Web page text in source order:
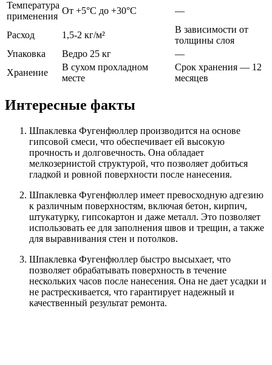
Температура
применения
От +5°C до +30°C —
Расход 1,5-2 кг/м²
В зависимости от
толщины слоя
Упаковка
Ведро 25 кг
—
Хранение
В сухом прохладном
месте
Срок хранения — 12
месяцев
Интересные факты
Шпаклевка Фугенфюллер производится на основе
гипсовой смеси, что обеспечивает ей высокую
прочность и долговечность. Она обладает
мелкозернистой структурой, что позволяет добиться
гладкой и ровной поверхности после нанесения.
Шпаклевка Фугенфюллер имеет превосходную адгезию
к различным поверхностям, включая бетон, кирпич,
штукатурку, гипсокартон и даже металл. Это позволяет
использовать ее для заполнения швов и трещин, а также
для выравнивания стен и потолков.
Шпаклевка Фугенфюллер быстро высыхает, что
позволяет обрабатывать поверхность в течение
нескольких часов после нанесения. Она не дает усадки и
не растрескивается, что гарантирует надежный и
качественный результат ремонта.